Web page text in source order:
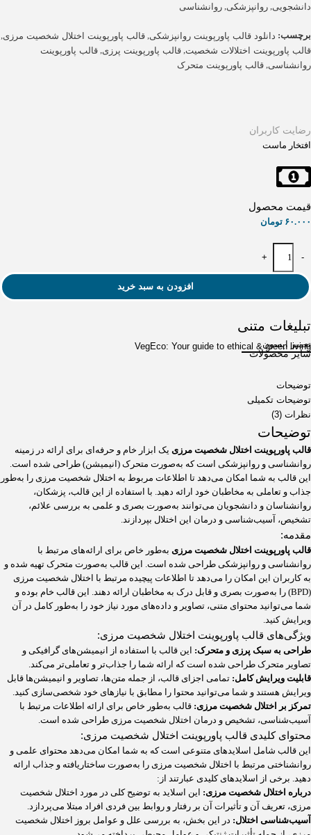
دانشجویی, روانپزشکی, روانشناسی
برچسب: دانلود قالب پاورپوینت روانپزشکی قالب پاورپوینت اختلال شخصیت مرزی
قالب پاورپوینت اختلالات شخصیت قالب پاورپوینت پرزی قالب پاورپوینت
روانشناسی قالب پاورپوینت متحرک
رضایت کاربران
افتخار ماست
قیمت محصول
۶۰.۰۰۰ تومان
-
+
افزودن به سبد خرید
تبلیغات متنی
تعمیر اپسون
VegEco: Your guide to ethical & green living
سایر محصولات
توضیحات
توضیحات تکمیلی
نظرات (3)
توضیحات
قالب پاورپوینت اختلال شخصیت مرزی یک ابزار خام و حرفه‌ای برای ارائه در زمینه
روانشناسی و روانپزشکی است که به‌صورت متحرک (انیمیشن) طراحی شده است.
این قالب به شما امکان می‌دهد تا اطلاعات مربوط به اختلال شخصیت مرزی را به‌طور
جذاب و تعاملی به مخاطبان خود ارائه دهید. با استفاده از این قالب، پزشکان،
روانشناسان و دانشجویان می‌توانند به‌صورت بصری و علمی به بررسی علائم،
تشخیص، آسیب‌شناسی و درمان این اختلال بپردازند.
مقدمه:
قالب پاورپوینت اختلال شخصیت مرزی به‌طور خاص برای ارائه‌های مرتبط با
روانشناسی و روانپزشکی طراحی شده است. این قالب به‌صورت متحرک تهیه شده و
به کاربران این امکان را می‌دهد تا اطلاعات پیچیده مرتبط با اختلال شخصیت مرزی
(BPD) را به‌صورت بصری و قابل درک به مخاطبان ارائه دهند. این قالب خام بوده و
شما می‌توانید محتوای متنی، تصاویر و داده‌های مورد نیاز خود را به‌طور کامل در آن
ویرایش کنید.
ویژگی‌های قالب پاورپوینت اختلال شخصیت مرزی:
طراحی به سبک پرزی و متحرک: این قالب با استفاده از انیمیشن‌های گرافیکی و
تصاویر متحرک طراحی شده است که ارائه شما را جذاب‌تر و تعاملی‌تر می‌کند.
قابلیت ویرایش کامل: تمامی اجزای قالب، از جمله متن‌ها، تصاویر و انیمیشن‌ها قابل
ویرایش هستند و شما می‌توانید محتوا را مطابق با نیازهای خود شخصی‌سازی کنید.
تمرکز بر اختلال شخصیت مرزی: قالب به‌طور خاص برای ارائه اطلاعات مرتبط با
آسیب‌شناسی، تشخیص و درمان اختلال شخصیت مرزی طراحی شده است.
محتوای کلیدی قالب پاورپوینت اختلال شخصیت مرزی:
این قالب شامل اسلایدهای متنوعی است که به شما امکان می‌دهد محتوای علمی و
روانشناختی مرتبط با اختلال شخصیت مرزی را به‌صورت ساختاریافته و جذاب ارائه
دهید. برخی از اسلایدهای کلیدی عبارتند از:
درباره اختلال شخصیت مرزی: این اسلاید به توضیح کلی در مورد اختلال شخصیت
مرزی، تعریف آن و تأثیرات آن بر رفتار و روابط بین فردی افراد مبتلا می‌پردازد.
آسیب‌شناسی اختلال: در این بخش، به بررسی علل و عوامل بروز اختلال شخصیت